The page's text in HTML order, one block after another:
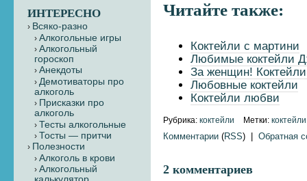
Читайте также:
Коктейли с мартини
Любимые коктейли
За женщин!
Любовные коктейли
Коктейли любви
Рубрика:коктейли Метки:
Комментарии (RSS) |Обратная
2 комментариев
ИНТЕРЕСНО
Всяко-разно
Алкогольные игры
Алкогольный
гороскоп
Анекдоты
Демотиваторы про
алкоголь
Присказки про
алкоголь
Тесты алкогольные
Тосты — притчи
Полезности
Алкоголь в крови
Алкогольный